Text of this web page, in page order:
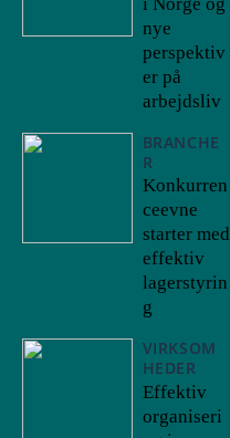
nye
perspektiv
er på
arbejdsliv
BRANCHE
R
Konkurren
ceevne
starter med
effektiv
lagerstyrin
g
VIRKSOM
HEDER
Effektiv
organiseri